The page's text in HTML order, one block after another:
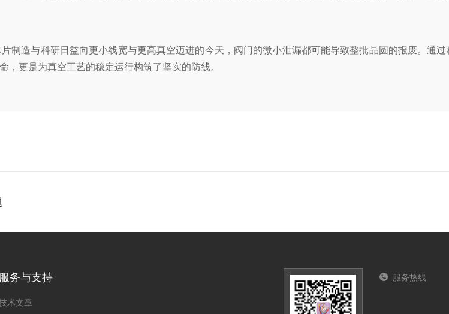
制造与科研日益向更小线宽与更高真空迈进的今天，阀门的微小泄漏都可能导致整批晶圆的报废。通过
更是为真空工艺的稳定运行构筑了坚实的防线。
服务与支持
术文章
服务热线